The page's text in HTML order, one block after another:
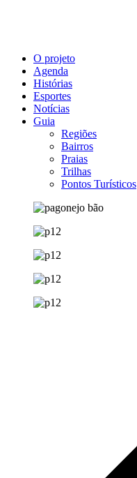
O projeto
Agenda
Histórias
Esportes
Notícias
Guia
Regiões
Bairros
Praias
Trilhas
Pontos Turísticos